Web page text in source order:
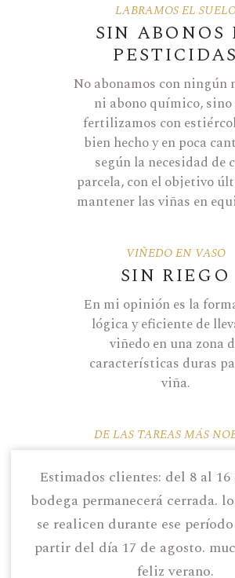
LABRAMOS EL
SIN ABONOS
PESTICIDAS
No abonamos con ningún
ni abono químico, sino
fertilizamos con
bien hecho y en poca
según la necesidad de
parcela, con el objetivo
mantener las viñas en
VIÑEDO EN VASO
SIN RIEGO
En mi opinión es la
lógica y eficiente de
viñedo en una zona
características duras
viña.
DE LAS TAREAS MÁS
Quitamos hojas y uvas
segunda generación
Más adelante
cangallos y atascos
uvas que muestran
estimados clientes: del 8 al 16 de agosto la
bodega permanecerá cerrada.
se realicen durante ese
partir del día 17 de agosto.
feliz verano.